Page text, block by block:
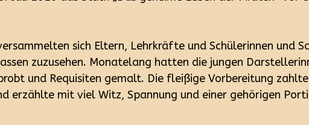
sich Eltern, Lehrkräfte und Schülerinnen und
zuzusehen. Monatelang hatten die jungen
und Requisiten gemalt. Die fleißige Vorbereitung
erzählte mit viel Witz, Spannung und einer gehörigen